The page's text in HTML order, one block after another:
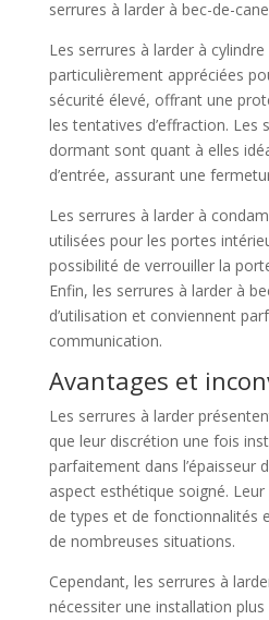
serrures à larder à bec-de-
Les serrures à larder à
particulièrement appréciées
sécurité élevé, offrant une
les tentatives d’effraction. Les
dormant sont quant à elles
d’entrée, assurant une
Les serrures à larder à
utilisées pour les portes
possibilité de verrouiller la
Enfin, les serrures à larder à
d’utilisation et conviennent
communication.
Avantages et
Les serrures à larder
que leur discrétion une fois
parfaitement dans l’épaisseur
aspect esthétique soigné.
de types et de fonctionnalités
de nombreuses situations.
Cependant, les serrures à
nécessiter une installation plus